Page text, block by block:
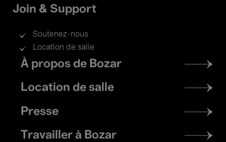
Join & Support
Soutenez-nous
Location de salle
Footer
menu
À propos de Bozar
Location de salle
Presse
Travailler à Bozar